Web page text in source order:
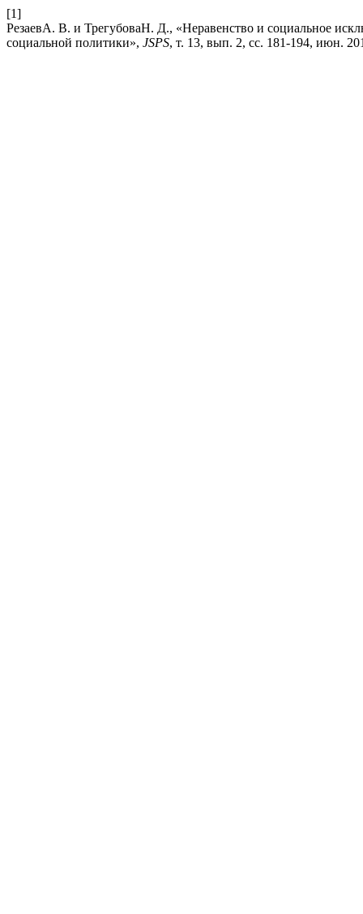
[1]
РезаевА. В. и ТрегубоваН. Д., «Неравенство и социальное
социальной политики», JSPS, т. 13, вып. 2, сс. 181-194, июн.